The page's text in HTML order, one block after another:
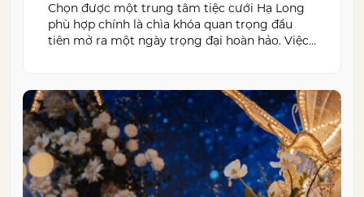
Chọn được một trung tâm tiệc cưới Hạ Long
phù hợp chính là chìa khóa quan trọng đầu
tiên mở ra một ngày trọng đại hoàn hảo. Việc
tiếp đến trải nghiệm của bạn và toàn […]